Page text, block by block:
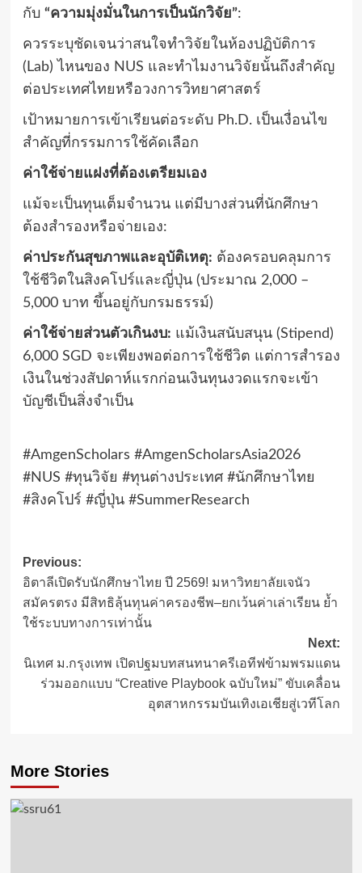
กับ “ความมุ่งมั่นในการเป็นนักวิจัย”:
ควรระบุชัดเจนว่าสนใจทำวิจัยในห้องปฏิบัติการ
(Lab) ไหนของ NUS และทำไมงานวิจัยนั้นถึงสำคัญ
ต่อประเทศไทยหรือวงการวิทยาศาสตร์
เป้าหมายการเข้าเรียนต่อระดับ Ph.D. เป็นเงื่อนไข
สำคัญที่กรรมการใช้คัดเลือก
ค่าใช้จ่ายแฝงที่ต้องเตรียมเอง
แม้จะเป็นทุนเต็มจำนวน แต่มีบางส่วนที่นักศึกษา
ต้องสำรองหรือจ่ายเอง:
ค่าประกันสุขภาพและอุบัติเหตุ: ต้องครอบคลุมการ
ใช้ชีวิตในสิงคโปร์และญี่ปุ่น (ประมาณ 2,000 –
5,000 บาท ขึ้นอยู่กับกรมธรรม์)
ค่าใช้จ่ายส่วนตัวเกินงบ: แม้เงินสนับสนุน (Stipend)
6,000 SGD จะเพียงพอต่อการใช้ชีวิต แต่การสำรอง
เงินในช่วงสัปดาห์แรกก่อนเงินทุนงวดแรกจะเข้า
บัญชีเป็นสิ่งจำเป็น
#AmgenScholars #AmgenScholarsAsia2026
#NUS #ทุนวิจัย #ทุนต่างประเทศ #นักศึกษาไทย
#สิงคโปร์ #ญี่ปุ่น #SummerResearch
Post
navigation
Previous:
อิตาลีเปิดรับนักศึกษาไทย ปี 2569! มหาวิทยาลัยเจนัว
สมัครตรง มีสิทธิลุ้นทุนค่าครองชีพ–ยกเว้นค่าเล่าเรียน ย้ำ
ใช้ระบบทางการเท่านั้น
Next:
นิเทศ ม.กรุงเทพ เปิดปฐมบทสนทนาครีเอทีฟข้ามพรมแดน
ร่วมออกแบบ “Creative Playbook ฉบับใหม่” ขับเคลื่อน
อุตสาหกรรมบันเทิงเอเชียสู่เวทีโลก
More Stories